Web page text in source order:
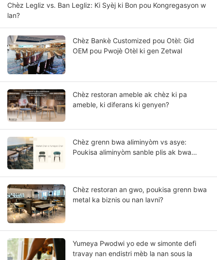
Chèz Legliz vs. Ban Legliz: Ki Syèj ki Bon pou Kongregasyon w
lan?
Chèz Bankè Customized pou Otèl: Gid
OEM pou Pwojè Otèl ki gen Zetwal
Chèz restoran ameble ak chèz ki pa
ameble, ki diferans ki genyen?
Chèz grenn bwa aliminyòm vs asye:
Poukisa aliminyòm sanble plis ak bwa
Chèz restoran an gwo, poukisa grenn bwa
metal ka biznis ou nan lavni?
Yumeya Pwodwi yo ede w simonte defi
travay nan endistri mèb la nan sous la